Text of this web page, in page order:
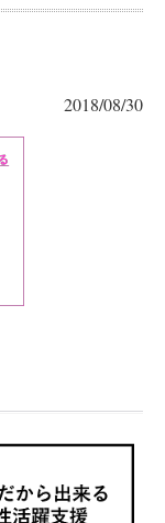
2018/08/30